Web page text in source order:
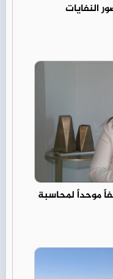
النفايات
موحداً لمحاسبة